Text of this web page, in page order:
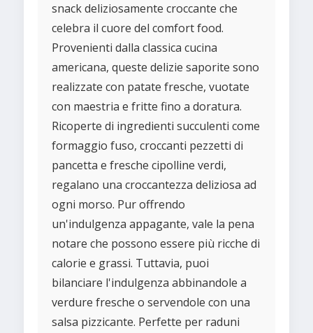
snack deliziosamente croccante che
celebra il cuore del comfort food.
Provenienti dalla classica cucina
americana, queste delizie saporite sono
realizzate con patate fresche, vuotate
con maestria e fritte fino a doratura.
Ricoperte di ingredienti succulenti come
formaggio fuso, croccanti pezzetti di
pancetta e fresche cipolline verdi,
regalano una croccantezza deliziosa ad
ogni morso. Pur offrendo
un'indulgenza appagante, vale la pena
notare che possono essere più ricche di
calorie e grassi. Tuttavia, puoi
bilanciare l'indulgenza abbinandole a
verdure fresche o servendole con una
salsa pizzicante. Perfette per raduni